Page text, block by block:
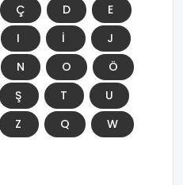
Ç D
E
I İ
J
N O
Ö
Ş T
U
Z Q
W